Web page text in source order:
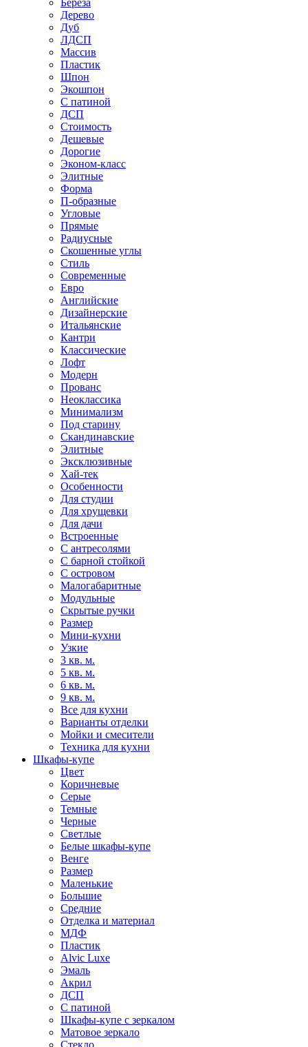
Береза
Дерево
Дуб
ЛДСП
Массив
Пластик
Шпон
Экошпон
С патиной
ДСП
Стоимость
Дешевые
Дорогие
Эконом-класс
Элитные
Форма
П-образные
Угловые
Прямые
Радиусные
Скошенные углы
Стиль
Современные
Евро
Английские
Дизайнерские
Итальянские
Кантри
Классические
Лофт
Модерн
Прованс
Неоклассика
Минимализм
Под старину
Скандинавские
Элитные
Эксклюзивные
Хай-тек
Особенности
Для студии
Для хрущевки
Для дачи
Встроенные
С антресолями
С барной стойкой
С островом
Малогабаритные
Модульные
Скрытые ручки
Размер
Мини-кухни
Узкие
3 кв. м.
5 кв. м.
6 кв. м.
9 кв. м.
Все для кухни
Варианты отделки
Мойки и смесители
Техника для кухни
Шкафы-купе
Цвет
Коричневые
Серые
Темные
Черные
Светлые
Белые шкафы-купе
Венге
Размер
Маленькие
Большие
Средние
Отделка и материал
МДФ
Пластик
Alvic Luxe
Эмаль
Акрил
ДСП
С патиной
Шкафы-купе с зеркалом
Матовое зеркало
Стекло